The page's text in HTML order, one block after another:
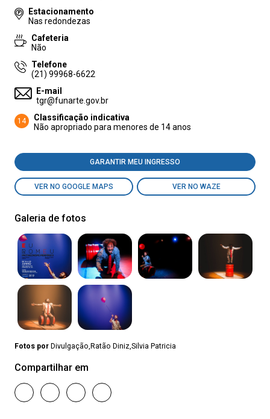
Estacionamento
Nas redondezas
Cafeteria
Não
Telefone
(21) 99968-6622
E-mail
tgr@funarte.gov.br
14
Classificação indicativa
Não apropriado para menores de 14 anos
GARANTIR MEU INGRESSO
VER NO GOOGLE MAPS VER NO WAZE
Galeria de fotos
Fotos por Divulgação,Ratão Diniz,Silvia Patricia
Compartilhar em